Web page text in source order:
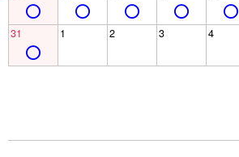
31 1 2 3 4